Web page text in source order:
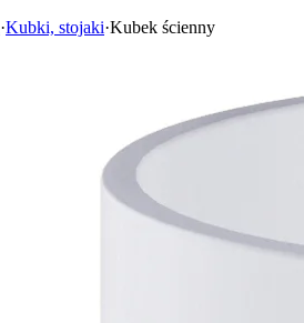
·Kubki, stojaki·Kubek ścienny